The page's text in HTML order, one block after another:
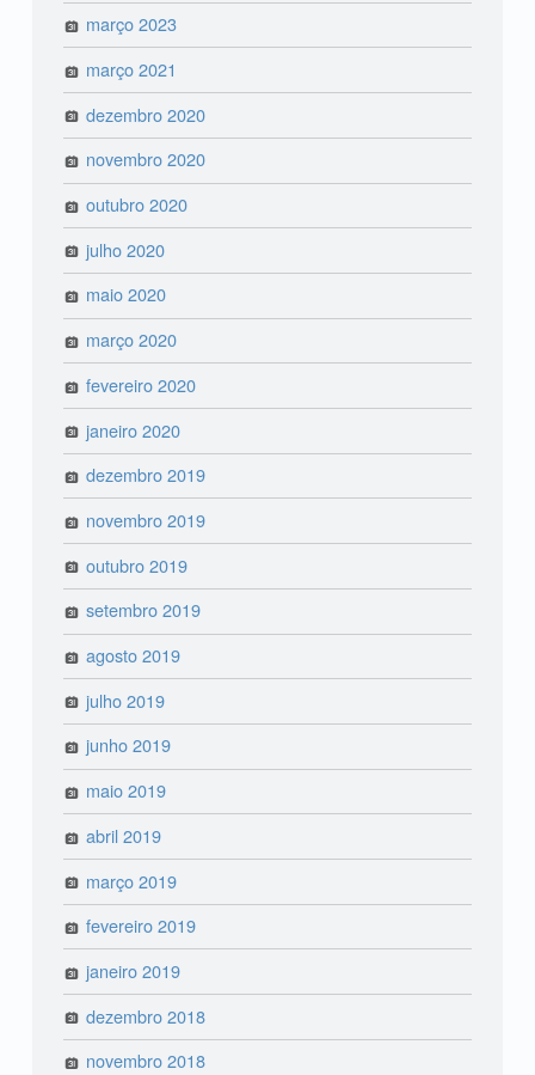
março 2023
março 2021
dezembro 2020
novembro 2020
outubro 2020
julho 2020
maio 2020
março 2020
fevereiro 2020
janeiro 2020
dezembro 2019
novembro 2019
outubro 2019
setembro 2019
agosto 2019
julho 2019
junho 2019
maio 2019
abril 2019
março 2019
fevereiro 2019
janeiro 2019
dezembro 2018
novembro 2018